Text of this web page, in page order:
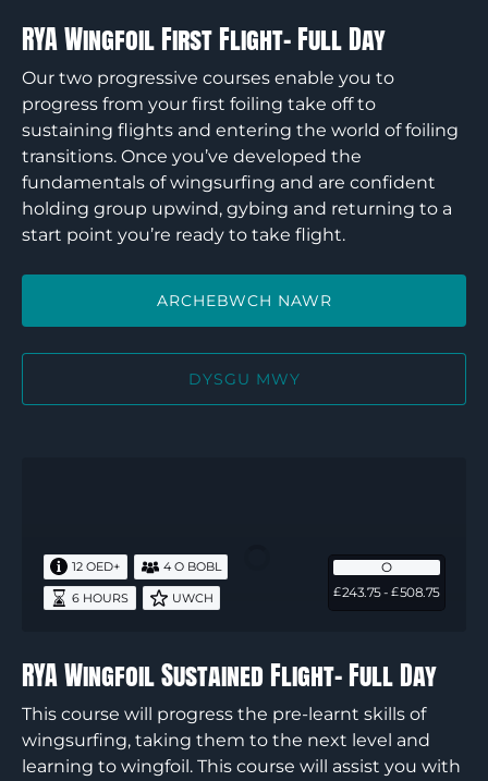
RYA Wingfoil First Flight- Full Day
Our two progressive courses enable you to
progress from your first foiling take off to
sustaining flights and entering the world of foiling
transitions. Once you’ve developed the
fundamentals of wingsurfing and are confident
holding group upwind, gybing and returning to a
start point you’re ready to take flight.
ARCHEBWCH NAWR
DYSGU MWY
Full
Day
O
£243.75 -£508.75
12 OED+ 4 O BOBL
6 HOURS UWCH
RYA Wingfoil Sustained Flight- Full Day
This course will progress the pre-learnt skills of
wingsurfing, taking them to the next level and
learning to wingfoil. This course will assist you with